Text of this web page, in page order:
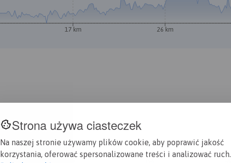
Strona używa ciasteczek
Na naszej stronie używamy plików cookie, aby poprawić jakość
korzystania, oferować spersonalizowane treści i analizować ruch.
17 km 26 km